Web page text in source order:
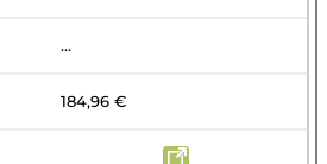
...
184,96 €